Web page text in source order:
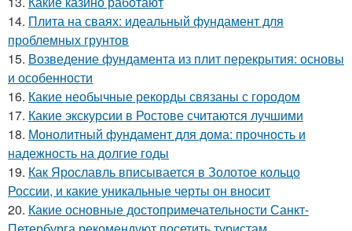
14. Плита на сваях: идеальный фундамент для
проблемных грунтов
15. Возведение фундамента из плит перекрытия: основы
и особенности
16. Какие необычные рекорды связаны с городом
17. Какие экскурсии в Ростове считаются лучшими
18. Монолитный фундамент для дома: прочность и
надежность на долгие годы
19. Как Ярославль вписывается в Золотое кольцо
России, и какие уникальные черты он вносит
20. Какие основные достопримечательности Санкт-